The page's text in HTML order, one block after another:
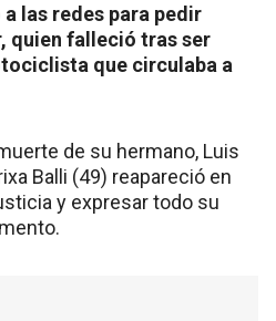
las redes para pedir
quien falleció tras ser
que circulaba a
de su hermano, Luis
Balli (49) reapareció en
y expresar todo su